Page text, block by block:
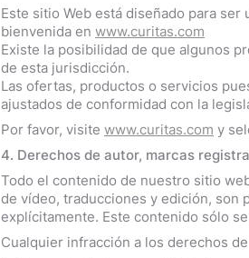
Este sitio Web está diseñado para
bienvenida en www.curitas.com
Existe la posibilidad de que algunos
de esta jurisdicción.
Las ofertas, productos o servicios
ajustados de conformidad con la
Por favor, visite www.curitas.com y
4. Derechos de autor, marcas
Todo el contenido de nuestro sitio
de vídeo, traducciones y edición, son
explícitamente. Este contenido sólo
Cualquier infracción a los derechos